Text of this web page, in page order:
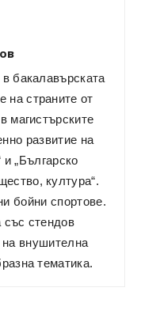
бакалавърската
на страните от
магистърските
развитие на
„Българско
култура“.
бойни спортове.
стендов
на внушителна
тематика.